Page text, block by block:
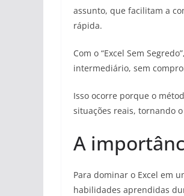
assunto, que facilitam a
rápida.
Com o “Excel Sem
intermediário, sem
Isso ocorre porque o
situações reais, tornando
A
Para dominar o Excel em
habilidades aprendidas